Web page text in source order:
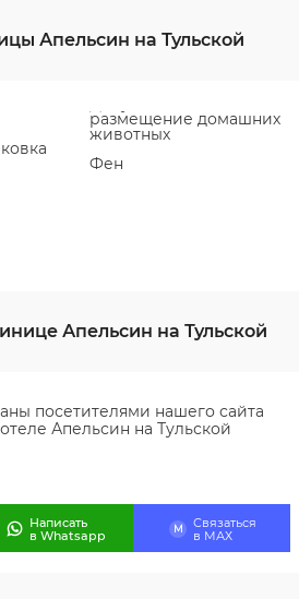
Апельсин на Тульской
размещение домашних
животных
Фен
Апельсин на Тульской
посетителями нашего сайта
Апельсин на Тульской
Написать
в Whatsapp
M
Связаться
в МАХ